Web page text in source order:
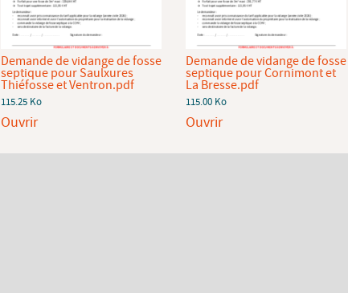
Demande de vidange de fosse
septique pour Saulxures
Thiéfosse et Ventron.pdf
115.25 Ko
Ouvrir
Demande de vidange de fosse
septique pour Cornimont et
La Bresse.pdf
115.00 Ko
Ouvrir